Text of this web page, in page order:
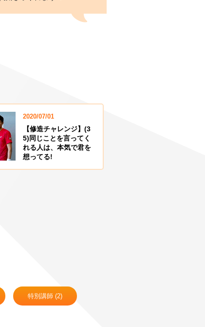
2020/07/01
【修造チャレンジ】(3
5)同じことを言ってく
れる人は、本気で君を
想ってる!
特別講師 (2)